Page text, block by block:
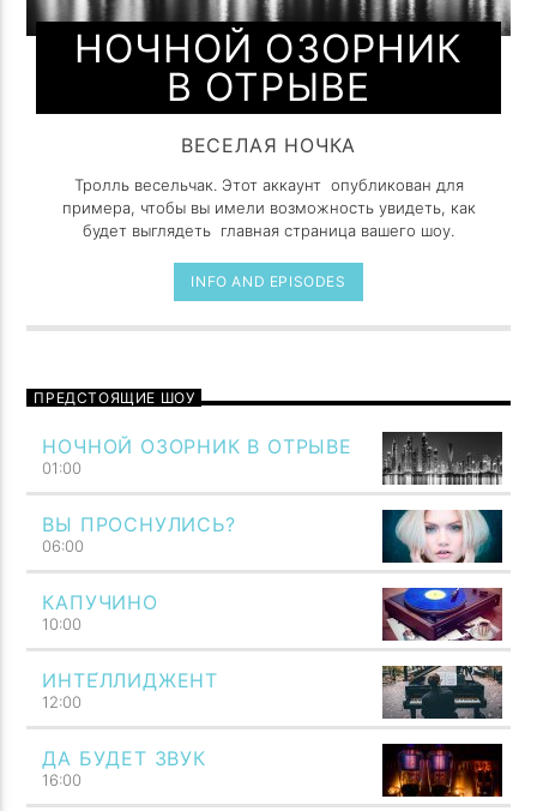
НОЧНОЙ ОЗОРНИК
В ОТРЫВЕ
ВЕСЕЛАЯ НОЧКА
Тролль весельчак. Этот аккаунт опубликован для
примера, чтобы вы имели возможность увидеть, как
будет выглядеть главная страница вашего шоу.
Говори музыкой! Напой семью — TF6 Radio
INFO AND EPISODES
ПРЕДСТОЯЩИЕ ШОУ
НОЧНОЙ ОЗОРНИК В ОТРЫВЕ
01:00
ВЫ ПРОСНУЛИСЬ?
06:00
КАПУЧИНО
10:00
ИНТЕ́ЛЛИДЖЕНТ
12:00
ДА БУДЕТ ЗВУК
16:00